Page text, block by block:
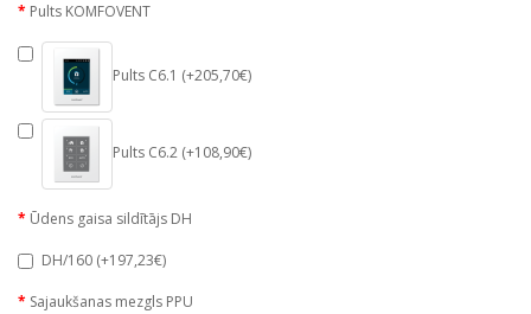
Pults KOMFOVENT
Pults C6.1 (+205,70€)
Pults C6.2 (+108,90€)
Ūdens gaisa sildītājs DH
DH/160 (+197,23€)
Sajaukšanas mezgls PPU